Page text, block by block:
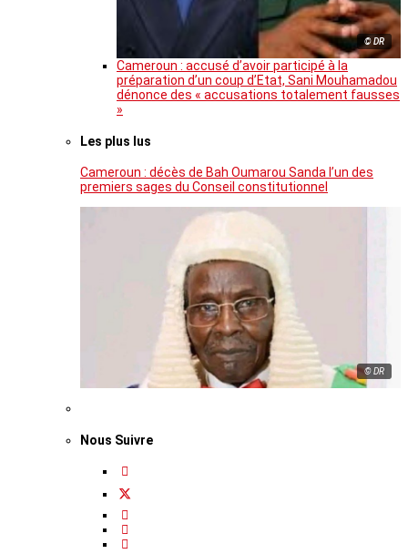
© DR
Cameroun : accusé d’avoir participé à la
préparation d’un coup d’Etat, Sani Mouhamadou
dénonce des « accusations totalement fausses
»
Les plus lus
Cameroun : décès de Bah Oumarou Sanda l’un des
premiers sages du Conseil constitutionnel
© DR
Nous Suivre